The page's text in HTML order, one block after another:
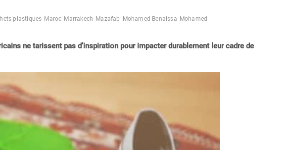
plastiques Maroc Marrakech Mazafab Mohamed Benaissa Mohamed
ne tarissent pas d’inspiration pour impacter durablement leur cadre de